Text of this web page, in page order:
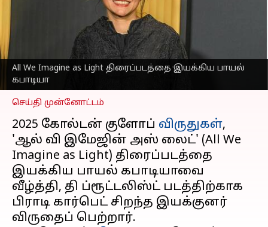
All We Imagine as Light திரைப்படத்தை இயக்கிய பாயல்
கபாடியா
பாயல் கபாடியாவிற்கு
ஜஸ்ட் மிஸ்ஸான சிறந்த
இயக்குனர் விருது
எழுதியவர் Venkatalakshmi V Jan 06, 2025 09:37 am
செய்தி முன்னோட்டம்
2025 கோல்டன் குளோப் விருதுகள்,
'ஆல் வி இமேஜின் அஸ் லைட்' (All We
Imagine as Light) திரைப்படத்தை
இயக்கிய பாயல் கபாடியாவை
வீழ்த்தி, தி ப்ரூட்டலிஸ்ட் படத்திற்காக
பிராடி கார்பெட் சிறந்த இயக்குனர்
விருதைப் பெற்றார்.